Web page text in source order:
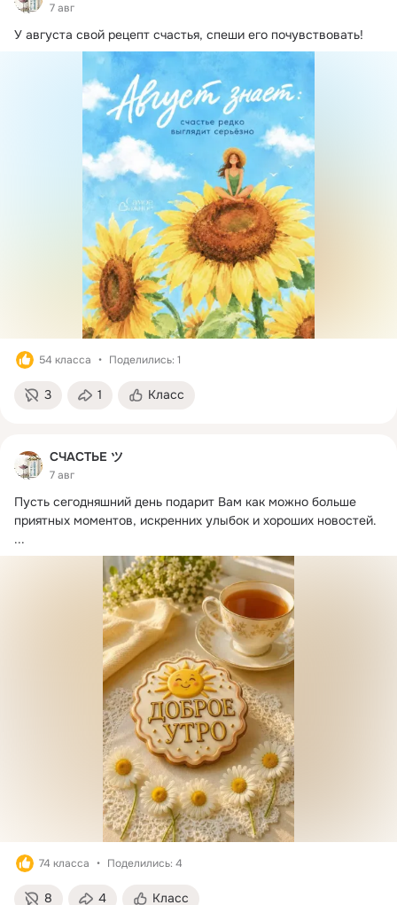
7 авг
У августа свой рецепт счастья, спеши его почувствовать!
54 класса Поделились: 1
3 1 Класс
СЧАСТЬЕ ツ
7 авг
Пусть сегодняшний день подарит Вам как можно больше
приятных моментов, искренних улыбок и хороших новостей.
...
74 класса Поделились: 4
8 4 Класс